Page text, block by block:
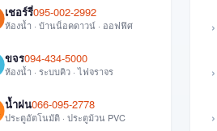
เชอร์รี่095-002-2992
ห้องน้ำ · บ้านน็อคดาวน์ · ออฟฟิศ
ขจร094-434-5000
ห้องน้ำ · ระบบคิว · ไฟจราจร
น้ำฝน066-095-2778
ประตูอัตโนมัติ · ประตูม้วน PVC